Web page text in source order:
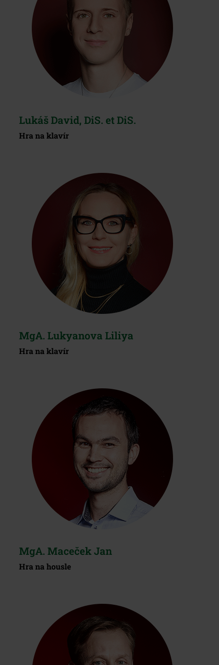
Lukáš David, DiS. et DiS.
Hra na klavír
MgA. Lukyanova Liliya
Hra na klavír
MgA. Maceček Jan
Hra na housle